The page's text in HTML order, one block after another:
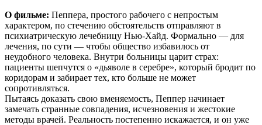
О фильме: Пеппера, простого рабочего с непростым
характером, по стечению обстоятельств отправляют в
психиатрическую лечебницу Нью‑Хайд. Формально — для
лечения, по сути — чтобы общество избавилось от
неудобного человека. Внутри больницы царит страх:
пациенты шепчутся о «дьяволе в серебре», который бродит по
коридорам и забирает тех, кто больше не может
сопротивляться.
Пытаясь доказать свою вменяемость, Пеппер начинает
замечать странные совпадения, исчезновения и жестокие
методы врачей. Реальность постепенно искажается, и он уже